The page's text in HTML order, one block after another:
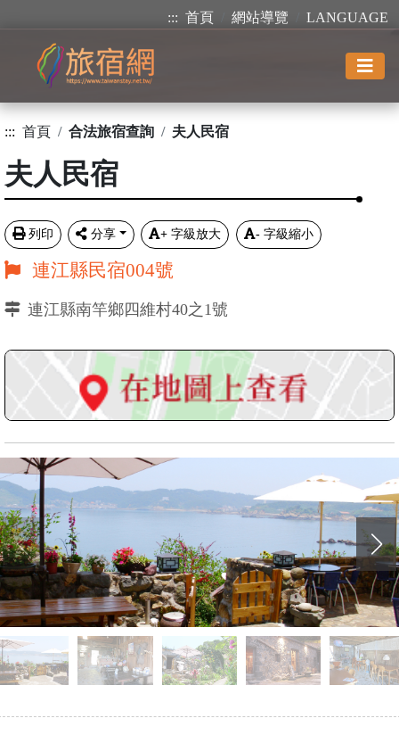
::: 首頁 網站導覽 LANGUAGE
::: 首頁 合法旅宿查詢 夫人民宿
夫人民宿
列印 分享 + 字級放大 - 字級縮小
連江縣民宿004號
連江縣南竿鄉四維村40之1號